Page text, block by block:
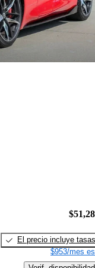
El precio incluye tasas
$953/mes